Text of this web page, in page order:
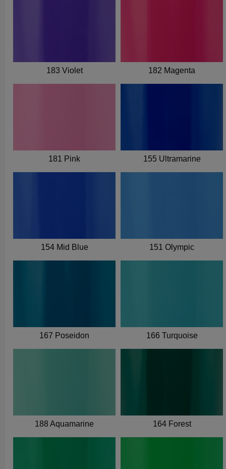
183 Violet 182 Magenta
181 Pink 155 Ultramarine
154 Mid Blue 151 Olympic
167 Poseidon 166 Turquoise
188 Aquamarine 164 Forest